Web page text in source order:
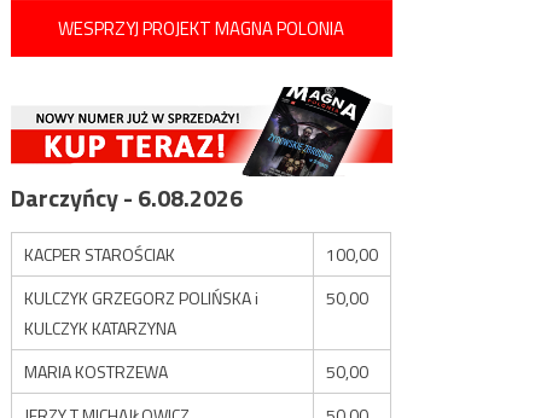
WESPRZYJ PROJEKT MAGNA POLONIA
Darczyńcy - 6.08.2026
KACPER STAROŚCIAK
100,00
KULCZYK GRZEGORZ POLIŃSKA i
KULCZYK KATARZYNA
50,00
MARIA KOSTRZEWA
50,00